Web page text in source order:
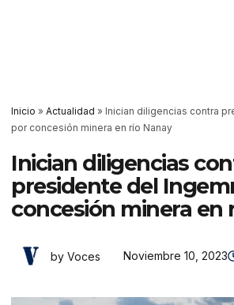
Inicio » Actualidad » Inician diligencias contra
por concesión minera en río Nanay
Inician diligencias
presidente del
concesión minera en
by Voces Noviembre 10, 2023